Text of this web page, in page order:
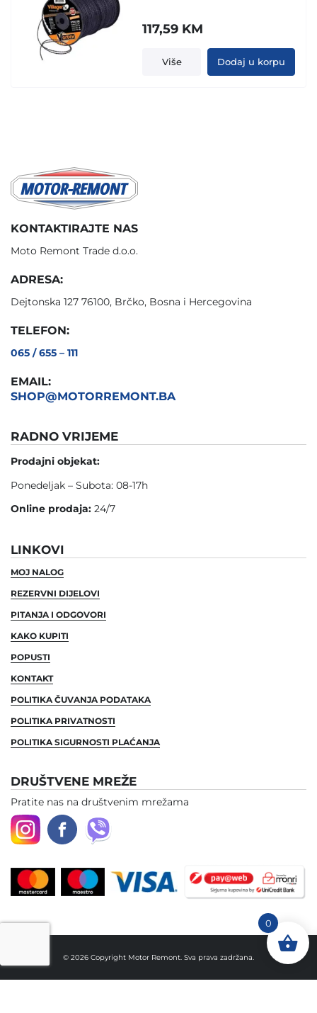
117,59 KM
Više Dodaj u korpu
KONTAKTIRAJTE NAS
Moto Remont Trade d.o.o.
ADRESA:
Dejtonska 127 76100, Brčko, Bosna i Hercegovina
TELEFON:
065 / 655 – 111
EMAIL:
SHOP@MOTORREMONT.BA
RADNO VRIJEME
Prodajni objekat:
Ponedeljak – Subota: 08-17h
Online prodaja: 24/7
LINKOVI
MOJ NALOG
REZERVNI DIJELOVI
PITANJA I ODGOVORI
KAKO KUPITI
POPUSTI
KONTAKT
POLITIKA ČUVANJA PODATAKA
POLITIKA PRIVATNOSTI
POLITIKA SIGURNOSTI PLAĆANJA
DRUŠTVENE MREŽE
Pratite nas na društvenim mrežama
© 2026 Copyright Motor Remont. Sva prava zadržana.
0